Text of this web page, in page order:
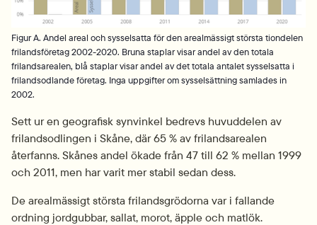
Figur A. Andel areal och sysselsatta för den arealmässigt största tiondelen
frilandsföretag 2002-2020. Bruna staplar visar andel av den totala
frilandsarealen, blå staplar visar andel av det totala antalet sysselsatta i
frilandsodlande företag. Inga uppgifter om sysselsättning samlades in
2002.
Sett ur en geografisk synvinkel bedrevs huvuddelen av
frilandsodlingen i Skåne, där 65 % av frilandsarealen
återfanns. Skånes andel ökade från 47 till 62 % mellan 1999
och 2011, men har varit mer stabil sedan dess.
De arealmässigt största frilandsgrödorna var i fallande
ordning jordgubbar, sallat, morot, äpple och matlök.